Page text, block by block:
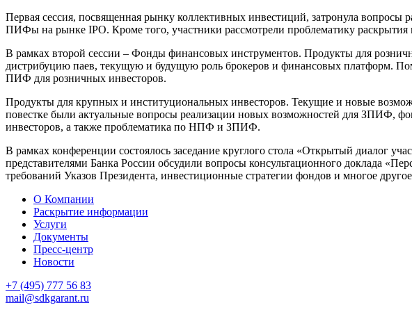
Первая сессия, посвященная рынку коллективных инвестиций, затронула
ПИФы на рынке IPO. Кроме того, участники рассмотрели проблематику
В рамках второй сессии – Фонды финансовых инструментов. Продукты для
дистрибуцию паев, текущую и будущую роль брокеров и финансовых платформ.
ПИФ для розничных инвесторов.
Продукты для крупных и институциональных инвесторов. Текущие и новые
повестке были актуальные вопросы реализации новых возможностей для ЗПИФ,
инвесторов, а также проблематика по НПФ и ЗПИФ.
В рамках конференции состоялось заседание круглого стола «Открытый диалог
представителями Банка России обсудили вопросы консультационного доклада
требований Указов Президента, инвестиционные стратегии фондов и многое
О Компании
Раскрытие информации
Услуги
Документы
Пресс-центр
Новости
+7 (495) 777 56 83
mail@sdkgarant.ru